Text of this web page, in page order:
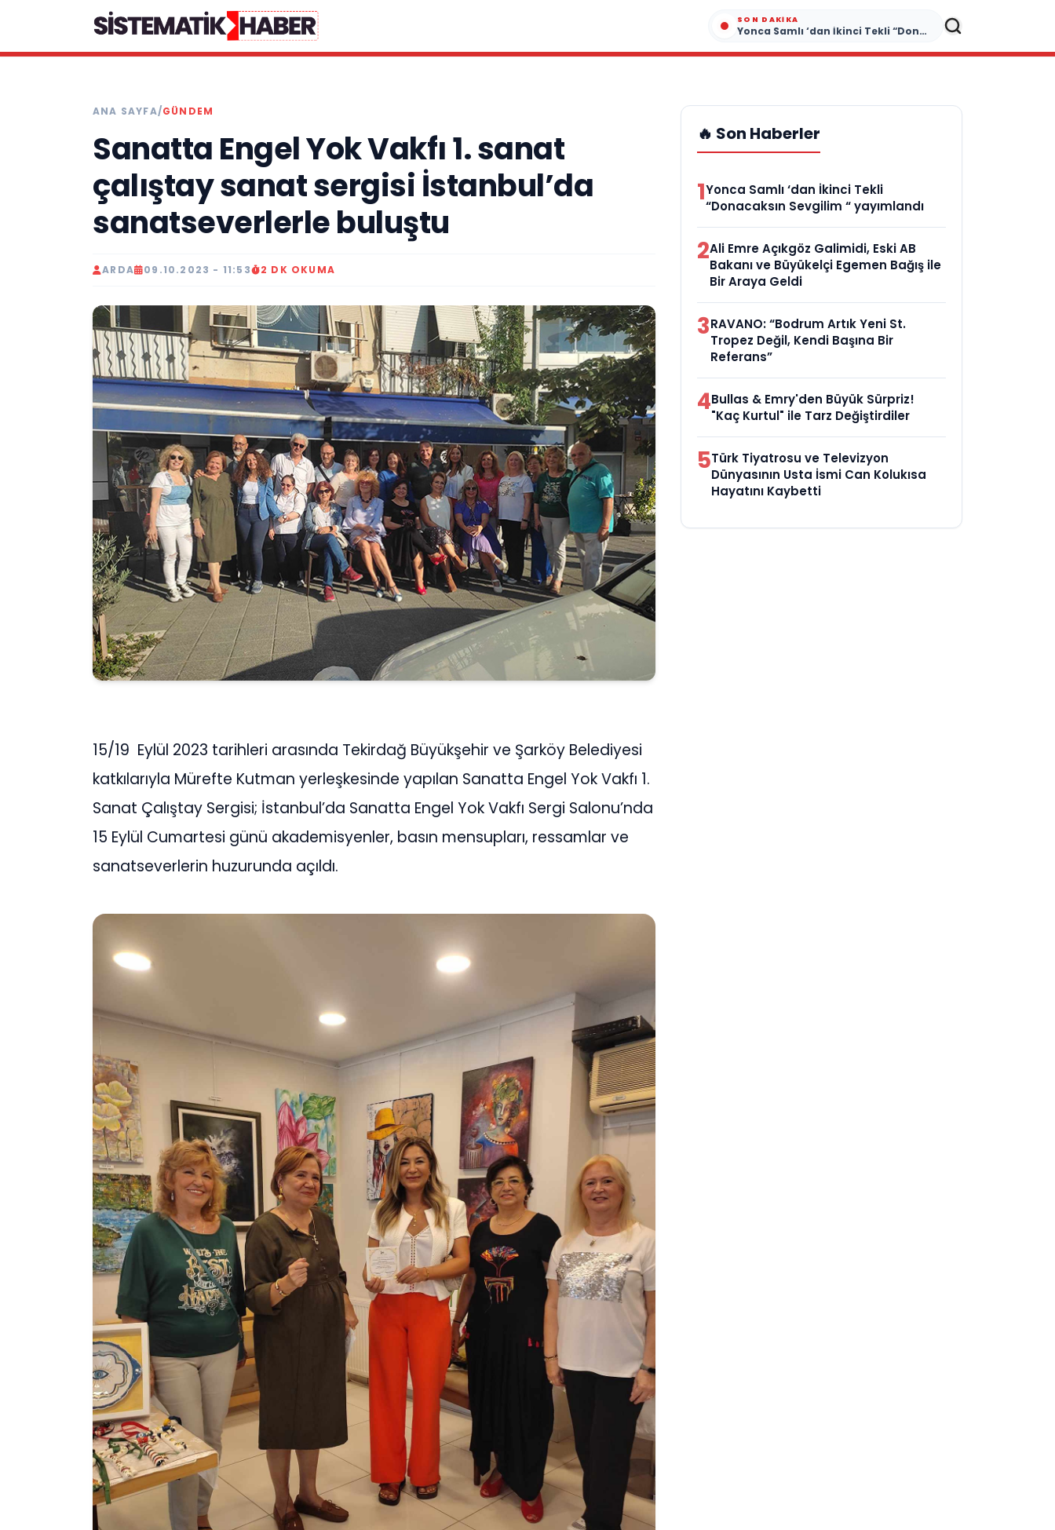
SON DAKIKA
Yonca Samlı ‘dan İkinci Tekli “Donacaksın Sevgilim “ yayımlandı
ANA SAYFA/GÜNDEM
Sanatta Engel Yok Vakfı 1. sanat
çalıştay sanat sergisi İstanbul’da
sanatseverlerle buluştu
ARDA 09.10.2023 - 11:53 2 DK OKUMA
15/19 Eylül 2023 tarihleri arasında Tekirdağ Büyükşehir ve Şarköy Belediyesi
katkılarıyla Mürefte Kutman yerleşkesinde yapılan Sanatta Engel Yok Vakfı 1.
Sanat Çalıştay Sergisi; İstanbul’da Sanatta Engel Yok Vakfı Sergi Salonu’nda
15 Eylül Cumartesi günü akademisyenler, basın mensupları, ressamlar ve
sanatseverlerin huzurunda açıldı.
🔥 Son Haberler
1Yonca Samlı ‘dan İkinci Tekli
“Donacaksın Sevgilim “ yayımlandı
2Ali Emre Açıkgöz Galimidi, Eski AB
Bakanı ve Büyükelçi Egemen Bağış ile
Bir Araya Geldi
3RAVANO: “Bodrum Artık Yeni St.
Tropez Değil, Kendi Başına Bir
Referans”
4Bullas & Emry'den Büyük Sürpriz!
"Kaç Kurtul" ile Tarz Değiştirdiler
5Türk Tiyatrosu ve Televizyon
Dünyasının Usta İsmi Can Kolukısa
Hayatını Kaybetti